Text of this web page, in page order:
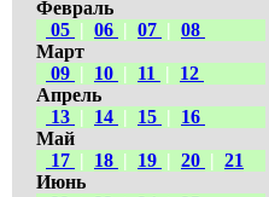
Февраль
05 | 06 | 07 | 08
Март
09 | 10 | 11 |
12
Апрель
13 | 14 | 15 |
16
Май
17 | 18 | 19 | 20 | 21
Июнь